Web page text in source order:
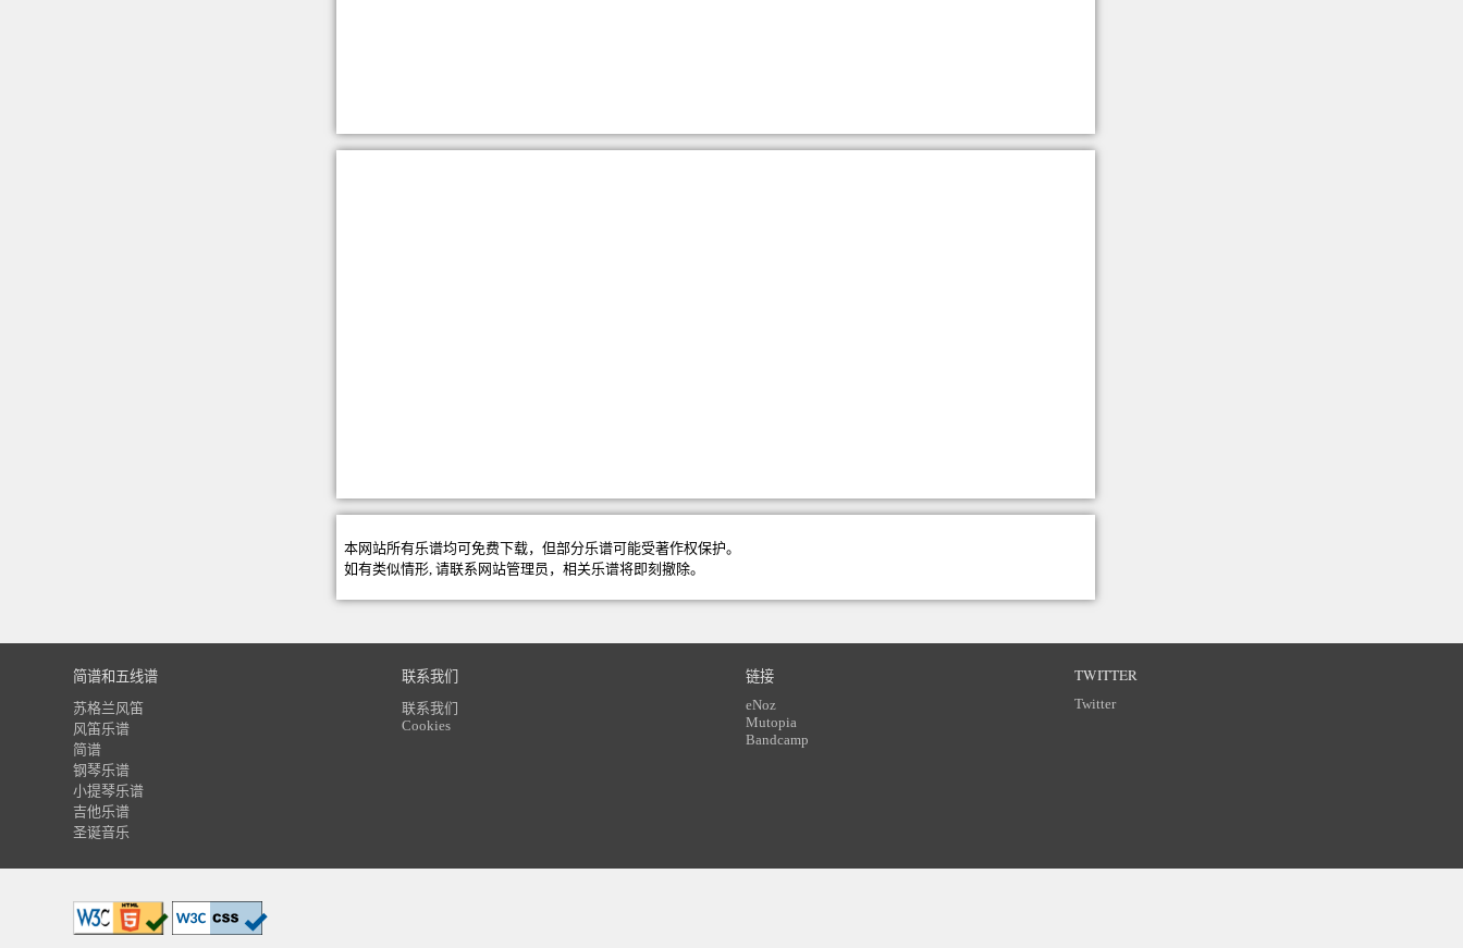
本网站所有乐谱均可免费下载，但部分乐谱可能受著作权保护。
如有类似情形, 请联系 网站管理员 ，相关乐谱将即刻撤除。
简谱和五线谱
苏格兰风笛
风笛乐谱
简谱
钢琴乐谱
小提琴乐谱
吉他乐谱
圣诞音乐
联系我们
联系我们
Cookies
链接
eNoz
Mutopia
Bandcamp
TWITTER
Twitter